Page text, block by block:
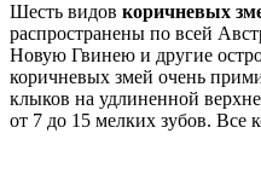
Шесть видов коричневых
распространены по всей
Новую Гвинею и другие
коричневых змей очень
клыков на удлиненной
от 7 до 15 мелких зубов. Все